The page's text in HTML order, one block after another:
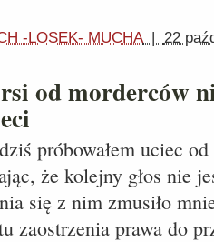
-LOSEK- MUCHA| 22
od morderców
próbowałem uciec
że kolejny głos nie
się z nim zmusiło
zaostrzenia prawa do